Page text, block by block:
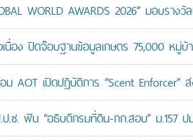
WORLD AWARDS 2026” มอบรา
อง ปิดจ๊อบฐานข้อมูลเกษตร 75,000 หมู่
AOT เปิดปฏิบัติการ “Scent Enforcer”
.ช. ฟัน “อธิบดีกรมที่ดิน-กก.สอบ” ม.157 ป